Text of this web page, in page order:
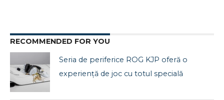
RECOMMENDED FOR YOU
Seria de periferice ROG KJP oferă o
experiență de joc cu totul specială